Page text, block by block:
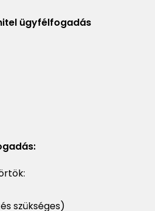
ügyfélfogadás
szükséges)